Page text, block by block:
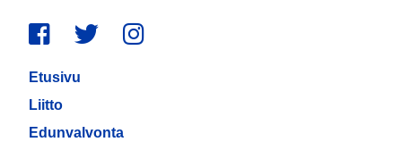
Facebook
TwitterInstagram
Etusivu
Liitto
Edunvalvonta